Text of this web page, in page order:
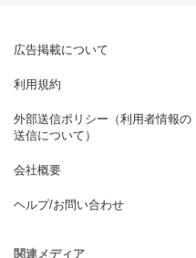
広告掲載について
利用規約
外部送信ポリシー（利用者情報の
送信について）
会社概要
ヘルプ/お問い合わせ
関連メディア